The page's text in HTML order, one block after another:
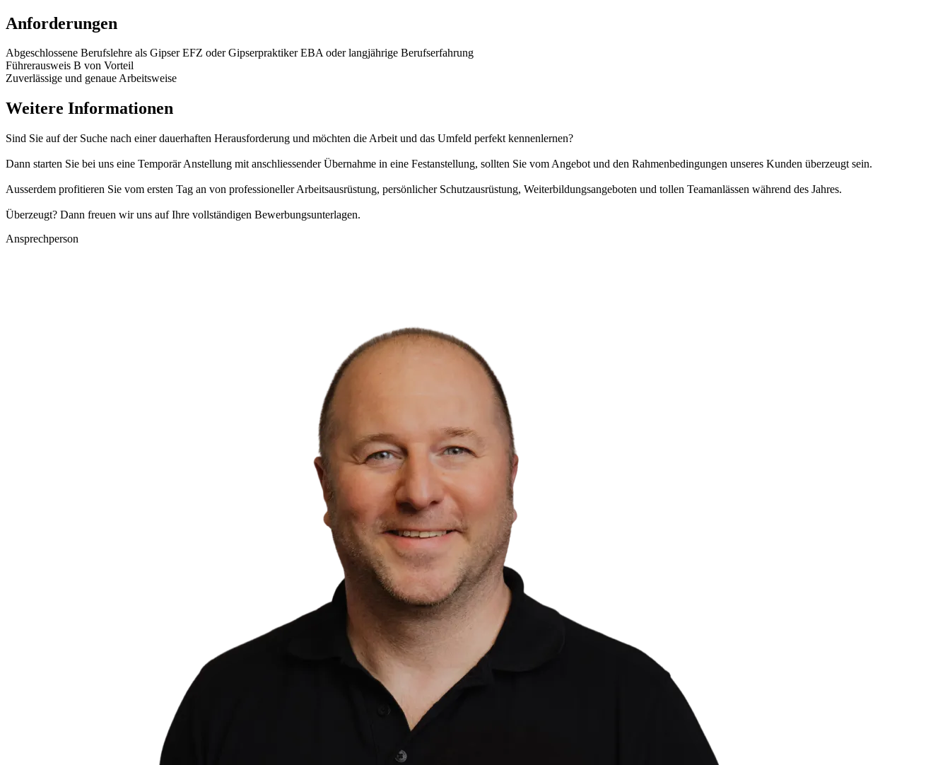
Anforderungen
Abgeschlossene Berufslehre als Gipser EFZ oder Gipserpraktiker EBA oder langjährige Berufserfahrung
Führerausweis B von Vorteil
Zuverlässige und genaue Arbeitsweise
Weitere Informationen
Sind Sie auf der Suche nach einer dauerhaften Herausforderung und möchten die Arbeit und das Umfeld perfekt kennenlernen?
Dann starten Sie bei uns eine Temporär Anstellung mit anschliessender Übernahme in eine Festanstellung, sollten Sie vom Angebot und den Rahmenbedingungen unseres Kunden überzeugt sein.
Ausserdem profitieren Sie vom ersten Tag an von professioneller Arbeitsausrüstung, persönlicher Schutzausrüstung, Weiterbildungsangeboten und tollen Teamanlässen während des Jahres.
Überzeugt? Dann freuen wir uns auf Ihre vollständigen Bewerbungsunterlagen.
Ansprechperson